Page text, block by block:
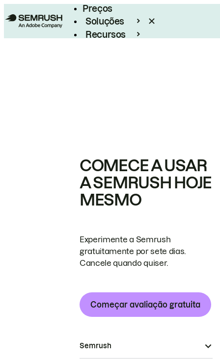
Preços
Soluções
Recursos
COMECE A USAR
A SEMRUSH HOJE
MESMO
Experimente a Semrush
gratuitamente por sete dias.
Cancele quando quiser.
Começar avaliação gratuita
Semrush